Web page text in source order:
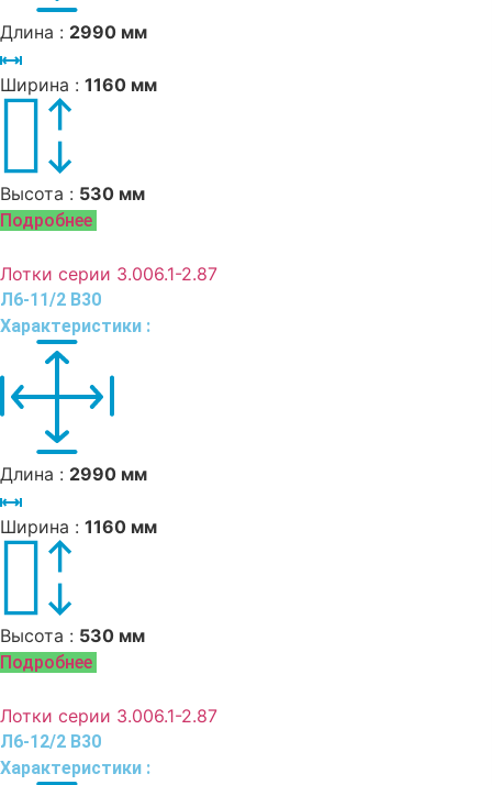
Длина : 2990 мм
Ширина : 1160 мм
Высота : 530 мм
Подробнее
Лотки серии 3.006.1-2.87
Л6-11/2 В30
Характеристики :
Длина : 2990 мм
Ширина : 1160 мм
Высота : 530 мм
Подробнее
Лотки серии 3.006.1-2.87
Л6-12/2 В30
Характеристики :